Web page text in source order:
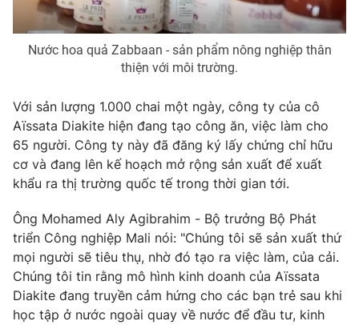
Photo Infographic
Shorts video
VTV Money VTV Thể thao
VTV Sức khoẻ Bất động sản
Thị trường 24h Tấm lòng Việt
VTV4 Vươn mình bằng AI
VTV9 VTV8
Nước hoa quả Zabbaan - sản phẩm nông nghiệp thân
thiện với môi trường.
Với sản lượng 1.000 chai một ngày, công ty của cô
Aïssata Diakite hiện đang tạo công ăn, việc làm cho
65 người. Công ty này đã đăng ký lấy chứng chỉ hữu
cơ và đang lên kế hoạch mở rộng sản xuất để xuất
khẩu ra thị trường quốc tế trong thời gian tới.
Ông Mohamed Aly Agibrahim - Bộ trưởng Bộ Phát
triển Công nghiệp Mali nói: "Chúng tôi sẽ sản xuất thứ
mọi người sẽ tiêu thụ, nhờ đó tạo ra việc làm, của cải.
Chúng tôi tin rằng mô hình kinh doanh của Aïssata
Diakite đang truyền cảm hứng cho các bạn trẻ sau khi
học tập ở nước ngoài quay về nước để đầu tư, kinh